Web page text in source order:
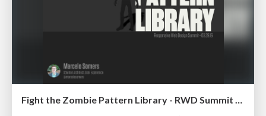
Fight the Zombie Pattern Library - RWD Summit 2016